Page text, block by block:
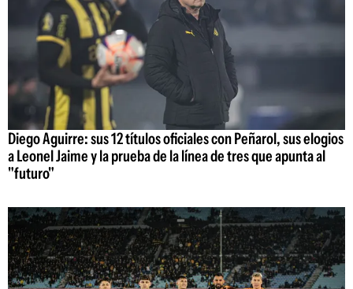
Diego Aguirre: sus 12 títulos oficiales con Peñarol, sus elogios
a Leonel Jaime y la prueba de la línea de tres que apunta al
"futuro"